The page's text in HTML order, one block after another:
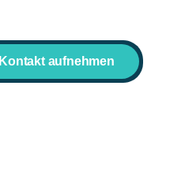
Kontakt aufnehmen